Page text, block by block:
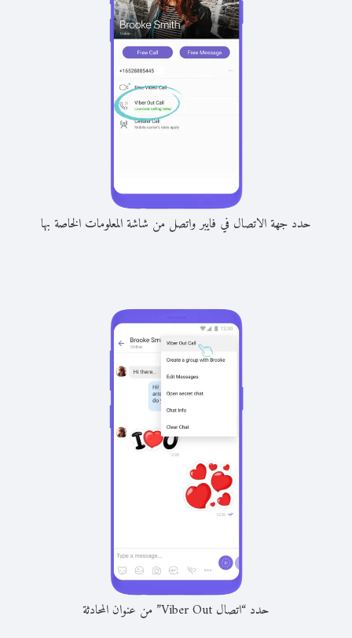
حدد جهة الاتصال في فايبر واتصل من شاشة المعلومات الخاصة بها
حدد “اتصال Viber Out” من عنوان المحادثة